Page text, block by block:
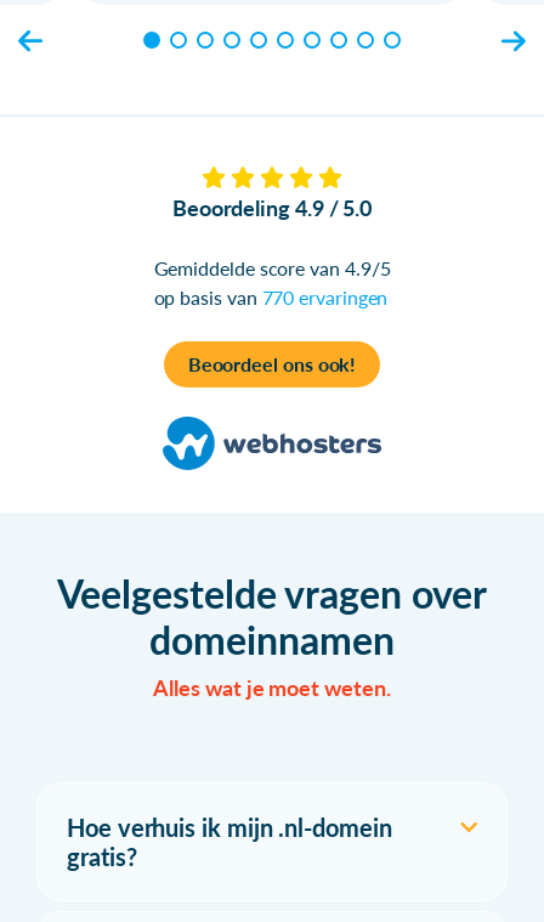
Beoordeling 4.9 / 5.0
Gemiddelde score van 4.9/5
op basis van 770 ervaringen
Beoordeel ons ook!
Veelgestelde vragen over
domeinnamen
Alles wat je moet weten.
Hoe verhuis ik mijn .nl-domein
gratis?